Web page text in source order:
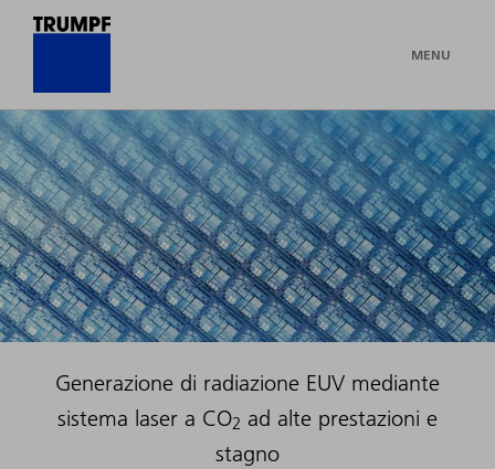
MENU
Generazione di radiazione EUV mediante
sistema laser a CO2 ad alte prestazioni e
stagno